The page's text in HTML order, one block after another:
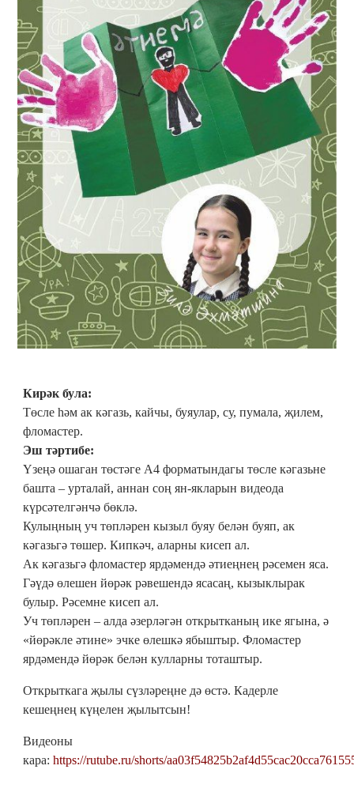
Кирәк була:
Төсле һәм ак кәгазь, кайчы, буяулар, су, пумала, җилем,
фломастер.
Эш тәртибе:
Үзеңә ошаган төстәге A4 форматындагы төсле кәгазьне
башта – урталай, аннан соң ян-якларын видеода
күрсәтелгәнчә бөклә.
Кулыңның уч төпләрен кызыл буяу белән буяп, ак
кәгазьгә төшер. Кипкәч, аларны кисеп ал.
Ак кәгазьгә фломастер ярдәмендә әтиеңнең рәсемен яса.
Гәүдә өлешен йөрәк рәвешендә ясасаң, кызыклырак
булыр. Рәсемне кисеп ал.
Уч төпләрен – алда әзерләгән открытканың ике ягына, ә
«йөрәкле әтине» эчке өлешкә ябыштыр. Фломастер
ярдәмендә йөрәк белән кулларны тоташтыр.
Открыткага җылы сүзләреңне дә өстә. Кадерле
кешеңнең күңелен җылытсын!
Видеоны
кара: https://rutube.ru/shorts/